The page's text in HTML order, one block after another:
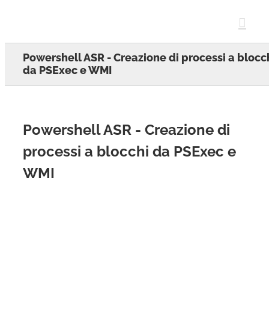
Powershell ASR - Creazione di processi a
da PSExec e WMI
Powershell ASR - Creazione di
processi a blocchi da PSExec e
WMI